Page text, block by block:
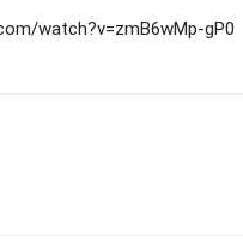
watch?v=zmB6wMp-gP0